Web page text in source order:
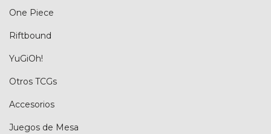
One Piece
Riftbound
YuGiOh!
Otros TCGs
Accesorios
Juegos de Mesa